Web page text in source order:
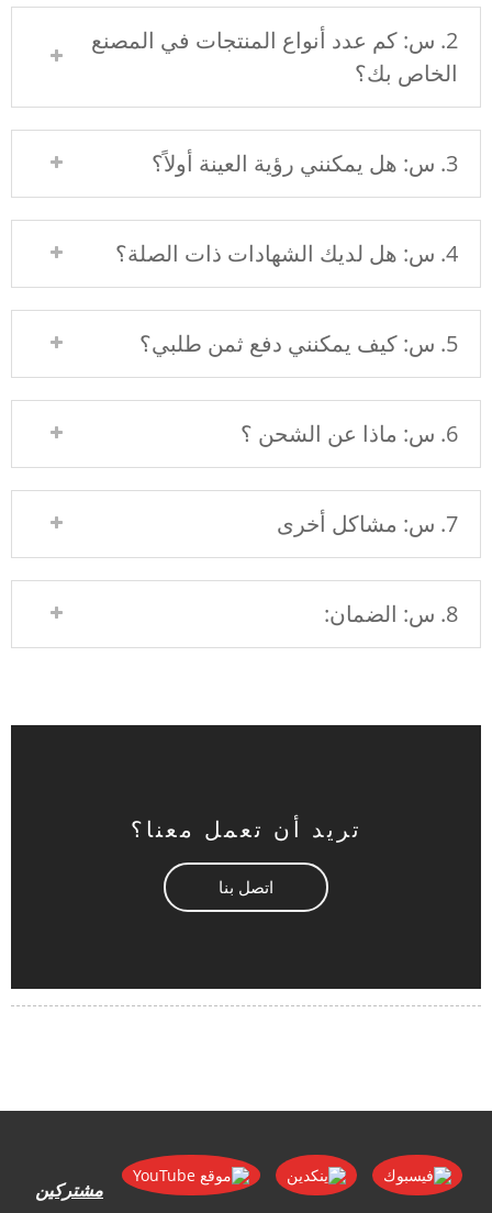
2. س: كم عدد أنواع المنتجات في المصنع
الخاص بك؟
3. س: هل يمكنني رؤية العينة أولاً؟
4. س: هل لديك الشهادات ذات الصلة؟
5. س: كيف يمكنني دفع ثمن طلبي؟
6. س: ماذا عن الشحن ؟
7. س: مشاكل أخرى
8. س: الضمان:
تريد أن تعمل معنا؟
اتصل بنا
مشتركين